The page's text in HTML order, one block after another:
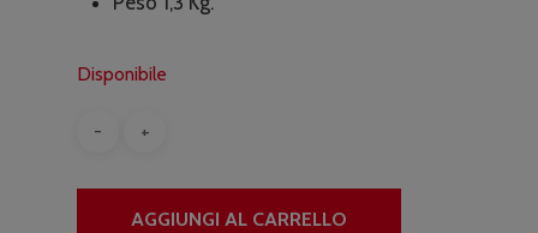
Disponibile
AGGIUNGI AL CARRELLO